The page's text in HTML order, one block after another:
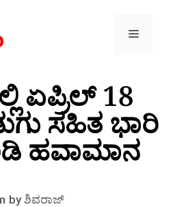
ಏಪ್ರಿಲ್ 18
ಸಹಿತ ಭಾರಿ
ಹವಾಮಾನ
byಶಿವರಾಜ್